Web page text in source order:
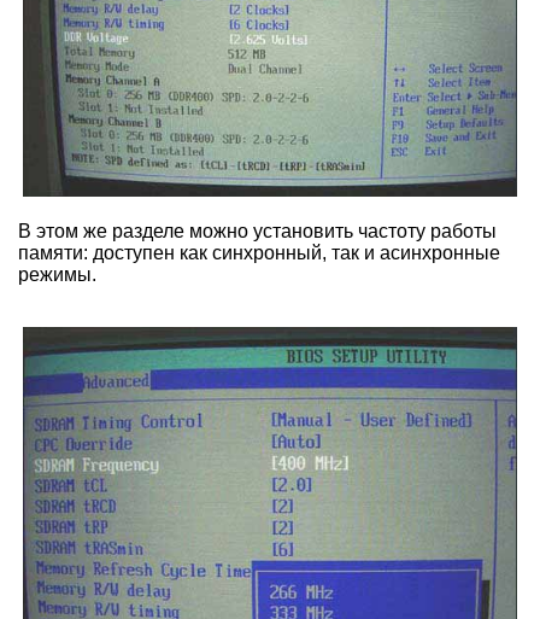
В этом же разделе можно установить частоту работы
памяти: доступен как синхронный, так и асинхронные
режимы.